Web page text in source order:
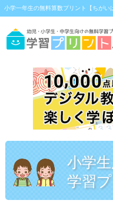
小学一年生の無料算数プリント【ちが
小学
学習